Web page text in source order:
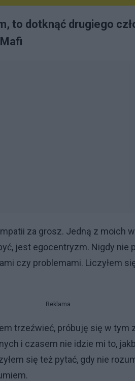
to dotknąć drugiego
za grosz. Jedną z moich
jest egocentryzm. Nigdy nie
czy problemami. Liczyłem
Reklama
trzeźwieć, próbuję się w tym
i czasem nie idzie mi to,
się też pytać, gdy nie